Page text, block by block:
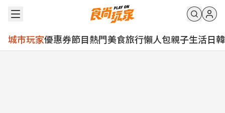
城市玩家優惠券節目熱門美食旅行懶人包親子生活日韓